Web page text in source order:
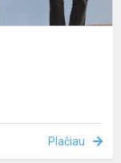
Plačiau